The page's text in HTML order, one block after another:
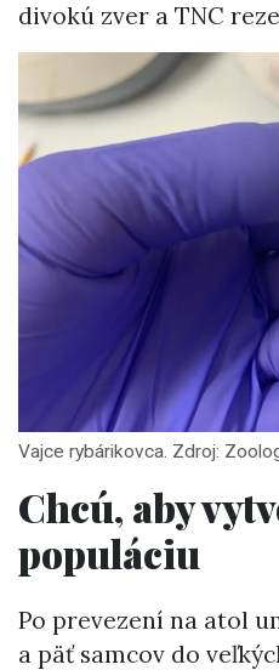
divokú zver a TNC
Vajce rybárikovca. Zdroj:
Chcú, aby
populáciu
Po prevezení na atol
a päť samcov do